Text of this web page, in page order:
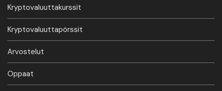
Kryptovaluuttakurssit
Kryptovaluuttapörssit
Arvostelut
Oppaat